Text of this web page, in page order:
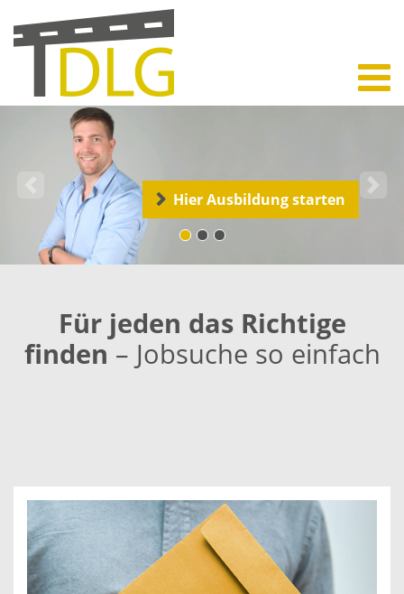
Abteilungen
Previous Next
Für jeden das Richtige
finden – Jobsuche so einfach